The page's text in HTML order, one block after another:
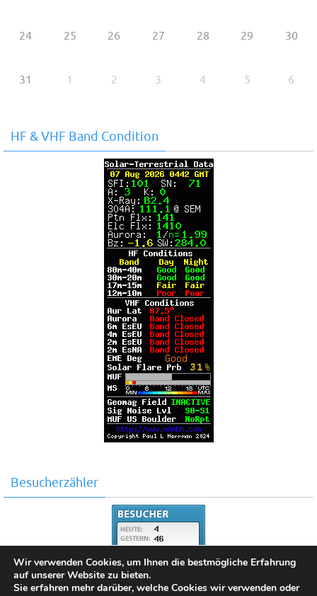
24 25 26 27 28 29 30
31 1 2 3 4 5 6
HF & VHF Band Condition
Besucherzähler
Wir verwenden Cookies, um Ihnen die bestmögliche Erfahrung
auf unserer Website zu bieten.
Sie erfahren mehr darüber, welche Cookies wir verwenden oder